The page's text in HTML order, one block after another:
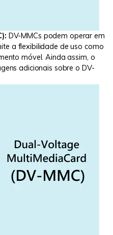
DV-MMCs podem operar em
a flexibilidade de uso como
móvel. Ainda assim, o
adicionais sobre o DV-